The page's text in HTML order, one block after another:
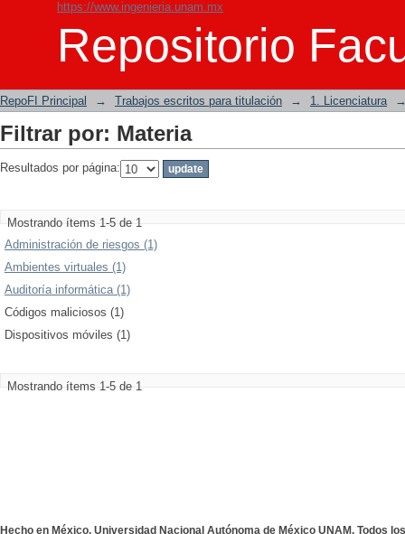
https://www.ingenieria.unam.mx
Repositorio
RepoFI Principal → Trabajos escritos para titulación → 1. Licenciatura
Filtrar por: Materia
Resultados por página:
Mostrando ítems 1-5 de 1
Administración de riesgos (1)
Ambientes virtuales (1)
Auditoría informática (1)
Códigos maliciosos (1)
Dispositivos móviles (1)
Mostrando ítems 1-5 de 1
Hecho en México. Universidad Nacional Autónoma de México UNAM. Todos